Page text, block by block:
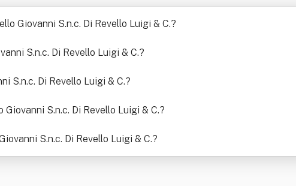
Giovanni S.n.c. Di Revello Luigi & C.?
S.n.c. Di Revello Luigi & C.?
S.n.c. Di Revello Luigi & C.?
S.n.c. Di Revello Luigi & C.?
S.n.c. Di Revello Luigi & C.?